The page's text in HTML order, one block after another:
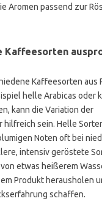
Aromen passend zur
Kaffeesorten
Kaffeesorten aus
helle Arabicas oder
kann die Variation der
hilfreich sein. Helle
Noten oft bei
intensiv geröstete
etwas heißerem
Produkt herausholen
schaffen.